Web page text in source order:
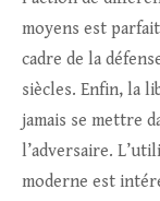
moyens est
cadre de la
siècles. Enfin, la
jamais se mettre
l’adversaire.
moderne est